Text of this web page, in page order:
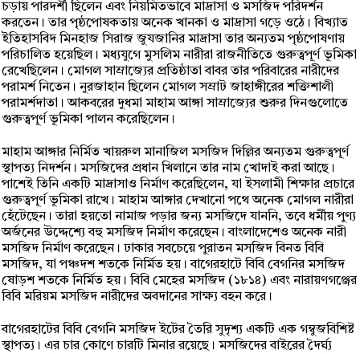
চড়ায় পারদর্শী ছিলেন এবং নিয়মিতভাবে মাদ্রাসা ও মসজিদ পরিদর্শন
করতেন। তার পৃষ্ঠপোষকতায় অনেক খানকা ও মাদ্রাসা গড়ে ওঠে। বিখ্যাত
ইতিহাসবিদ মিনহাজ সিরাজ জুযজানির মাদ্রাসা তার অন্যতম পৃষ্ঠপোষণায়
পরিচালিত হয়েছিল। মধ্যযুগে মুসলিম নারীরা রাজনীতিতে গুরুত্বপূর্ণ ভূমিকা
রেখেছিলেন। মোগল সাম্রাজ্যের প্রতিষ্ঠাতা বাবর তার পরিবারের নারীদের
পরামর্শ নিতেন। নুরজাহান ছিলেন মোগল সম্রাট জাহাঙ্গীরের শক্তিশালী
পরামর্শদাতা। আকবরের দুধমা মাহাম আঙ্গা সাম্রাজ্যের শুরুর দিনগুলোতে
গুরুত্বপূর্ণ ভূমিকা পালন করেছিলেন।
মাহাম আঙ্গার নির্মিত খায়রুল মানাজিল মসজিদ দিল্লির অন্যতম গুরুত্বপূর্ণ
স্থাপত্য নিদর্শন। মসজিদের প্রধান খিলানে তার নাম খোদাই করা আছে।
পাশেই তিনি একটি মাদ্রাসাও নির্মাণ করেছিলেন, যা ইসলামী শিক্ষার প্রচারে
গুরুত্বপূর্ণ ভূমিকা রাখে। মাহাম আঙ্গার দেখানো পথে অনেক মোগল নারীরা
হেঁটেছেন। তারা হয়তো নামাজ পড়ার জন্য মসজিদে যাননি, তবে ধর্মীয় পুণ্য
অর্জনের উদ্দেশ্যে বহু মসজিদ নির্মাণ করেছেন। বাংলাদেশেও অনেক নারী
মসজিদ নির্মাণ করেছেন। ঢাকার সবচেয়ে পুরাতন মসজিদ বিনত বিবি
মসজিদ, যা পঞ্চদশ শতকে নির্মিত হয়। বাগেরহাটে বিবি বেগনির মসজিদ
ষোড়শ শতকে নির্মিত হয়। বিবি মেহের মসজিদ (১৮১৪) এবং নারায়ণগঞ্জের
বিবি মরিয়ম মসজিদ নারীদের অবদানের সাক্ষ্য বহন করে।
বাগেরহাটের বিবি বেগনি মসজিদ ইটের তৈরি সুদৃশ্য একটি এক গম্বুজবিশিষ্ট
স্থাপত্য। এর চার কোণে চারটি মিনার রয়েছে। মসজিদের বাইরের দৈর্ঘ্য